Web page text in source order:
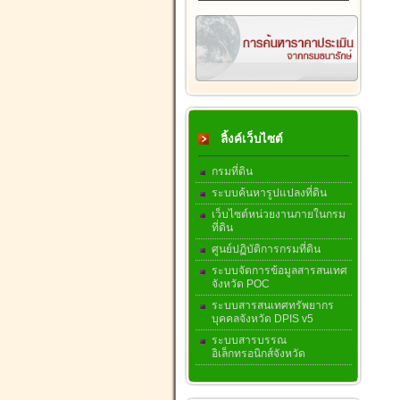
ลิ้งค์เว็บไซต์
กรมที่ดิน
ระบบค้นหารูปแปลงที่ดิน
เว็บไซต์หน่วยงานภายในกรม
ที่ดิน
ศูนย์ปฏิบัติการกรมที่ดิน
ระบบจัดการข้อมูลสารสนเทศ
จังหวัด POC
ระบบสารสนเทศทรัพยากร
บุคคลจังหวัด DPIS v5
ระบบสารบรรณ
อิเล็กทรอนิกส์จังหวัด